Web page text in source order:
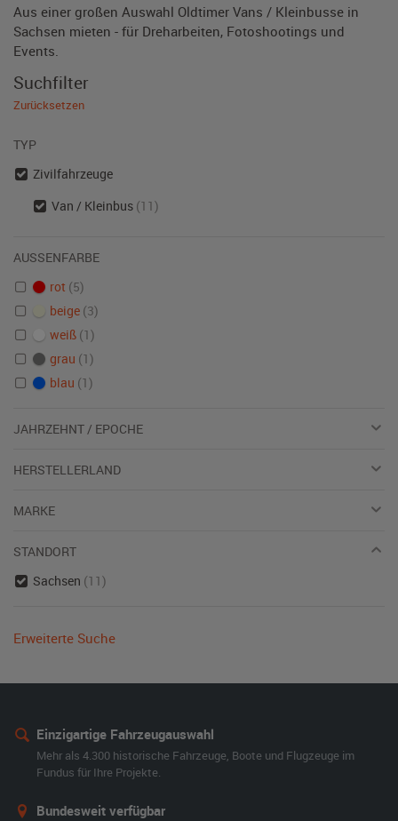
Aus einer großen Auswahl Oldtimer Vans / Kleinbusse in
Sachsen mieten - für Dreharbeiten, Fotoshootings und
Events.
Suchfilter
Zurücksetzen
TYP
Zivilfahrzeuge
Van / Kleinbus (11)
AUSSENFARBE
rot (5)
beige (3)
weiß (1)
grau (1)
blau (1)
JAHRZEHNT / EPOCHE
HERSTELLERLAND
MARKE
STANDORT
Sachsen (11)
Erweiterte Suche
Einzigartige Fahrzeugauswahl
Mehr als 4.300 historische Fahrzeuge, Boote und Flugzeuge im
Fundus für Ihre Projekte.
Bundesweit verfügbar